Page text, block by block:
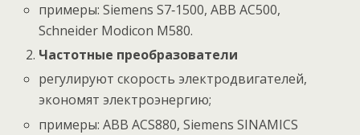
примеры: Siemens S7‑1500, ABB AC500,
Schneider Modicon M580.
Частотные преобразователи
регулируют скорость электродвигателей,
экономят электроэнергию;
примеры: ABB ACS880, Siemens SINAMICS